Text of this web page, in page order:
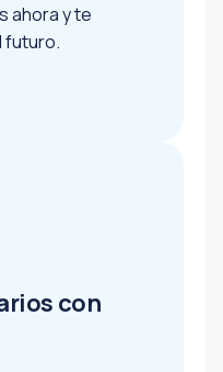
ahora y te
futuro.
con